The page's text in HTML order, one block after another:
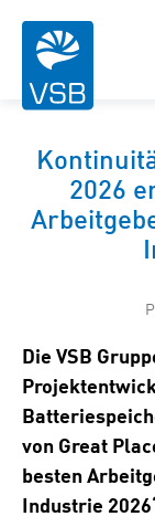
2026
Die VSB
von Great
besten
Industrie